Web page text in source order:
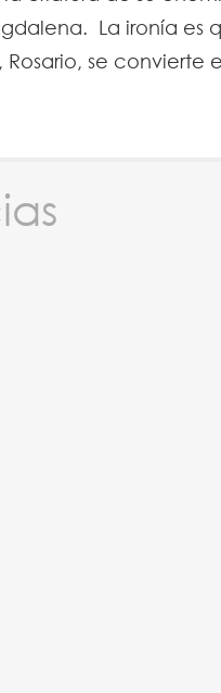
La ironía es
Rosario, se convierte